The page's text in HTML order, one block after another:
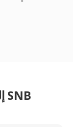
كيفية تحويل RGBO إلى SNB